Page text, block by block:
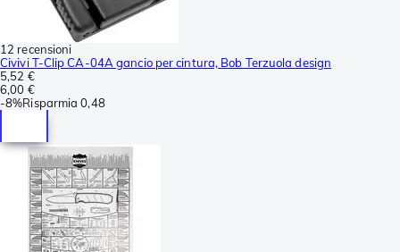
12 recensioni
Civivi T-Clip CA-04A gancio per cintura, Bob Terzuola design
5,52 €
6,00 €
-8%Risparmia 0,48